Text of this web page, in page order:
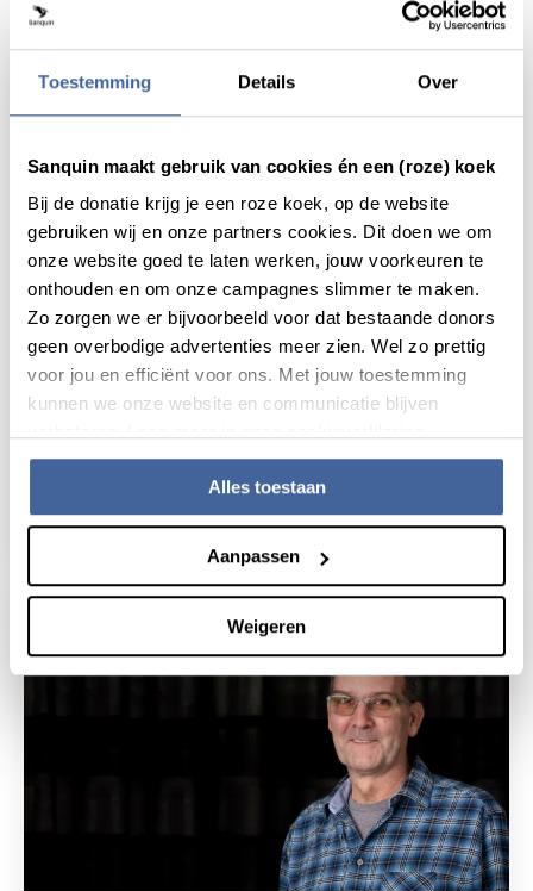
Toestemming Details Over
Sanquin maakt gebruik van cookies én een (roze) koek
Bij de donatie krijg je een roze koek, op de website
gebruiken wij en onze partners cookies. Dit doen we om
onze website goed te laten werken, jouw voorkeuren te
onthouden en om onze campagnes slimmer te maken.
Zo zorgen we er bijvoorbeeld voor dat bestaande donors
geen overbodige advertenties meer zien. Wel zo prettig
voor jou en efficiënt voor ons. Met jouw toestemming
kunnen we onze website en communicatie blijven
Alles toestaan
Aanpassen
Weigeren
Actueel
Ria: "Zonder donorbloed kon ik dit
verhaal niet vertellen"
Patiëntverhaal 13 juli 2021
lees patiëntverhaalover ria: "zonder donorbloed kon ik